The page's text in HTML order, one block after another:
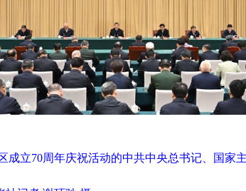
成立70周年庆祝活动的中共中央总书记、国家